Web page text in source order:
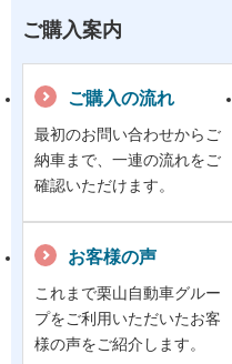
ご購入案内
ご購入の流れ
最初のお問い合わせからご
納車まで、一連の流れをご
確認いただけます。
お客様の声
これまで栗山自動車グルー
プをご利用いただいたお客
様の声をご紹介します。